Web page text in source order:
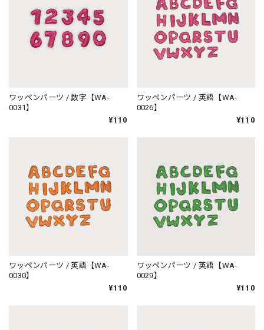
ワッペンパーツ / 数字【WA-
0031】
¥110
ワッペンパーツ / 英語【WA-
0026】
¥110
ワッペンパーツ / 英語【WA-
0030】
¥110
ワッペンパーツ / 英語【WA-
0029】
¥110